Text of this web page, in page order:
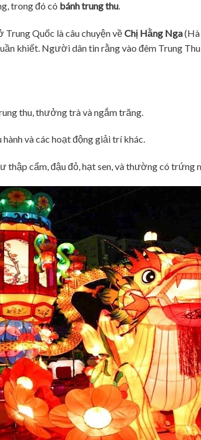
trong đó có bánh trung thu.
Quốc là câu chuyện vềChị Hằng Nga(Hà
khiết. Người dân tin rằng vào đêm Trung
thu, thưởng trà và ngắm trăng.
và các hoạt động giải trí khác.
thập cẩm, đậu đỏ, hạt sen, và thường có trứng